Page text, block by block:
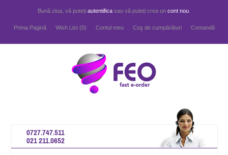
Bună ziua, vă puteți autentifica sau vă puteți crea un cont nou
Prima Pagină Wish List (0) Contul meu Coş de cumpărături Comandă
0727.747.511
021 211.0652